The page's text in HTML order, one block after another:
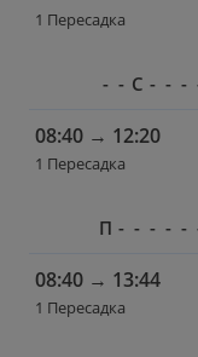
1 Пересадка
- - С - - -
08:40 → 12:20
1 Пересадка
П - - - - -
08:40 → 13:44
1 Пересадка